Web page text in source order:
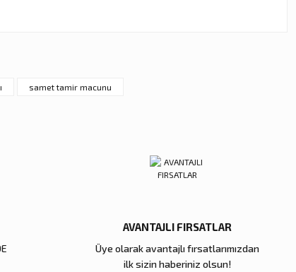
samet tamir macunu
AVANTAJLI FIRSATLAR
Üye olarak avantajlı fırsatlarımızdan
ilk sizin haberiniz olsun!